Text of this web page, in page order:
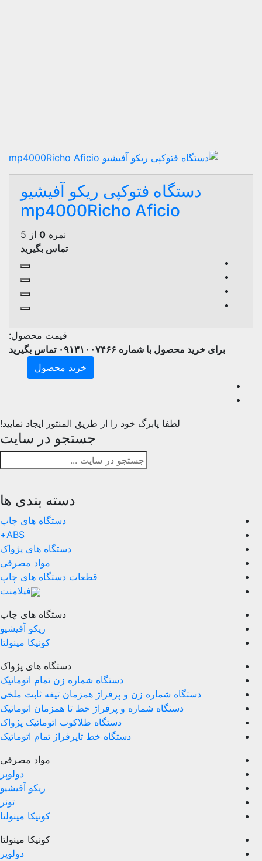
دستگاه فتوکپی ریکو آفیشیو
mp4000Richo Aficio
نمره 0 از 5
تماس بگیرید
قیمت محصول:
برای خرید محصول با شماره ۰۹۱۳۱۰۰۷۴۶۶ تماس بگیرید
خرید محصول
لطفا پابرگ خود را از طریق المنتور ایجاد نمایید!
جستجو در سایت
دسته بندی ها
دستگاه های چاپ
ABS+
دستگاه های پژواک
مواد مصرفی
قطعات دستگاه های چاپ
فیلامنت
دستگاه های چاپ
ریکو آفیشیو
کونیکا مینولتا
دستگاه های پژواک
دستگاه شماره زن تمام اتوماتیک
دستگاه شماره زن و پرفراژ همزمان تیغه ثابت ملخی
دستگاه شماره و پرفراژ خط تا همزمان اتوماتیک
دستگاه طلاکوب اتوماتیک پژواک
دستگاه خط تاپرفراژ تمام اتوماتیک
مواد مصرفی
دولوپر
ریکو آفیشیو
تونر
کونیکا مینولتا
کونیکا مینولتا
دولوپر